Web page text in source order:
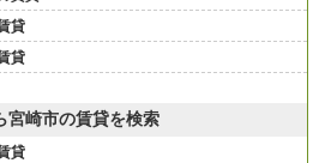
貸
貸
宮崎市の賃貸を検索
貸